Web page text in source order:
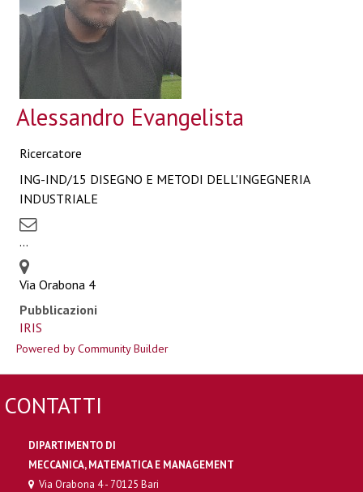
Alessandro Evangelista
Ricercatore
ING-IND/15 DISEGNO E METODI DELL'INGEGNERIA
INDUSTRIALE
...
Via Orabona 4
Pubblicazioni
IRIS
Powered by Community Builder
CONTATTI
DIPARTIMENTO DI
MECCANICA, MATEMATICA E MANAGEMENT
Via Orabona 4 - 70125 Bari